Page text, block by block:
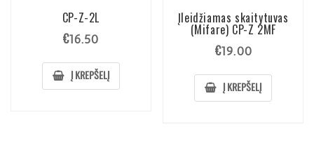
CP-Z-2L
€16.50
Į KREPŠELĮ
Įleidžiamas skaitytuvas
(Mifare) CP-Z 2MF
€19.00
Į KREPŠELĮ